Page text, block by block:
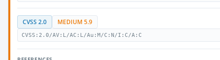
CVSS 2.0 MEDIUM 5.9
CVSS:2.0/AV:L/AC:L/Au:M/C:N/I:C/A:C